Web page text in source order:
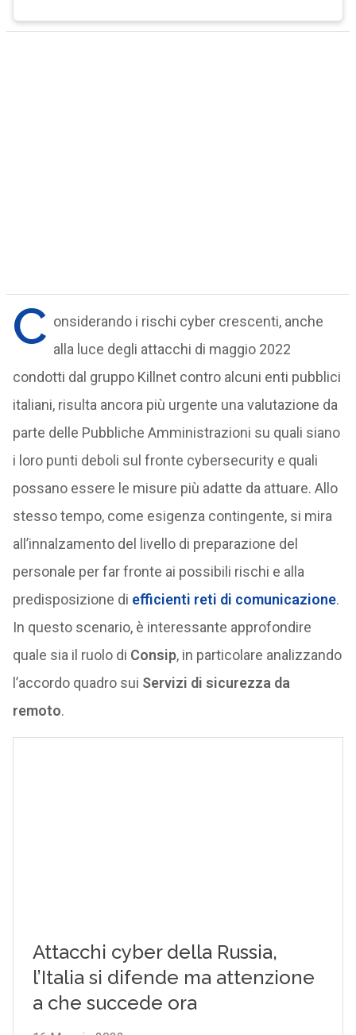
C onsiderando i rischi cyber crescenti, anche
alla luce degli attacchi di maggio 2022
condotti dal gruppo Killnet contro alcuni enti pubblici
italiani, risulta ancora più urgente una valutazione da
parte delle Pubbliche Amministrazioni su quali siano
i loro punti deboli sul fronte cybersecurity e quali
possano essere le misure più adatte da attuare. Allo
stesso tempo, come esigenza contingente, si mira
all’innalzamento del livello di preparazione del
personale per far fronte ai possibili rischi e alla
predisposizione di efficienti reti di comunicazione.
In questo scenario, è interessante approfondire
quale sia il ruolo di Consip, in particolare analizzando
l’accordo quadro sui Servizi di sicurezza da
remoto.